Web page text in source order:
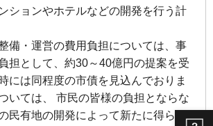
ションやホテルなどの開発を行う計
備・運営の費用負担については、事
担として、約30～40億円の提案を受
には同程度の市債を見込んでおりま
いては、 市民の皆様の負担とならな
民有地の開発によって新たに得られ